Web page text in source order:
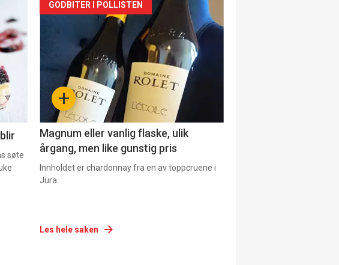
søte
Forsiden
akkurat
nå
+
GODBITER I POLLISTEN
Magnum eller vanlig flaske, ulik
årgang, men like gunstig pris
Innholdet er chardonnay fra en av toppcruene i
Jura.
Les hele saken